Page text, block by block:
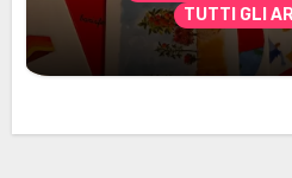
TUTTI GLI
Marzo 2026: nuovi
per gli